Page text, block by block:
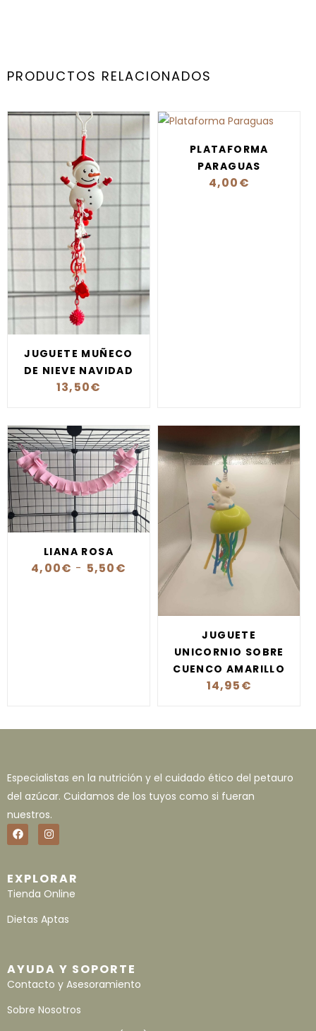
PRODUCTOS RELACIONADOS
JUGUETE MUÑECO
DE NIEVE NAVIDAD
13,50€
PLATAFORMA
PARAGUAS
4,00€
LIANA ROSA
4,00€ - 5,50€
JUGUETE
UNICORNIO SOBRE
CUENCO AMARILLO
14,95€
Especialistas en la nutrición y el cuidado ético del petauro
del azúcar. Cuidamos de los tuyos como si fueran
nuestros.
EXPLORAR
Tienda Online
Dietas Aptas
AYUDA Y SOPORTE
Contacto y Asesoramiento
Sobre Nosotros